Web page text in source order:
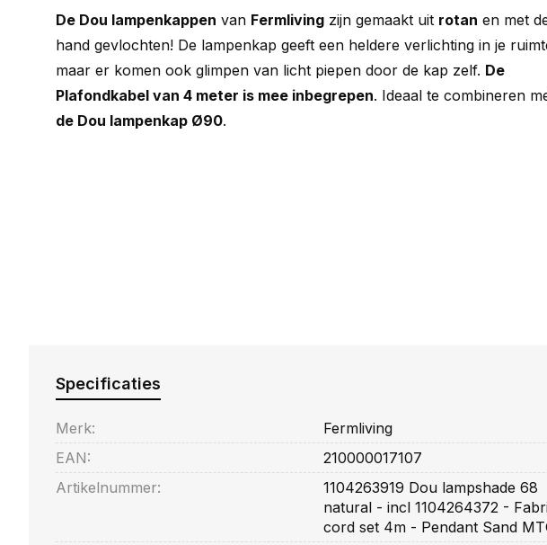
De Dou lampenkappen van Fermliving zijn gemaakt uit rotan en met
hand gevlochten! De lampenkap geeft een heldere verlichting in je
maar er komen ook glimpen van licht piepen door de kap zelf. De
Plafondkabel van 4 meter is mee inbegrepen. Ideaal te combineren
de Dou lampenkap Ø90.
Specificaties
Merk:
Fermliving
EAN:
210000017107
Artikelnummer:
1104263919 Dou lampshade 68
natural - incl 1104264372 -
cord set 4m - Pendant Sand